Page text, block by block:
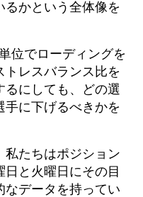
るかという全体像を
位でローディングを
レスバランス比を
にしても、どの選
に下げるべきかを
私たちはポジション
と火曜日にその目
なデータを持ってい